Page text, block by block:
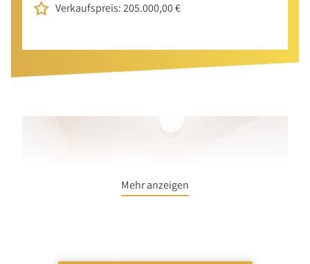
Verkaufspreis: 205.000,00 €
Mehr anzeigen